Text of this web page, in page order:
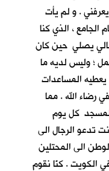
. و لم يأت
الجامع ، الذي كنا
يصلي حين كان
؛ وليس لديه ما
المساعدات
رضاء الله . مما
كل يوم
تدعو الرجال الى
الى المحتلين
الكويت . كنّا نقوم